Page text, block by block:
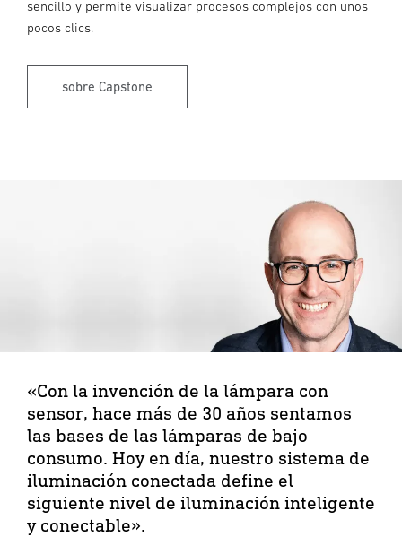
sencillo y permite visualizar procesos complejos con unos
pocos clics.
sobre Capstone
«Con la invención de la lámpara con
sensor, hace más de 30 años sentamos
las bases de las lámparas de bajo
consumo. Hoy en día, nuestro sistema de
iluminación conectada define el
siguiente nivel de iluminación inteligente
y conectable».